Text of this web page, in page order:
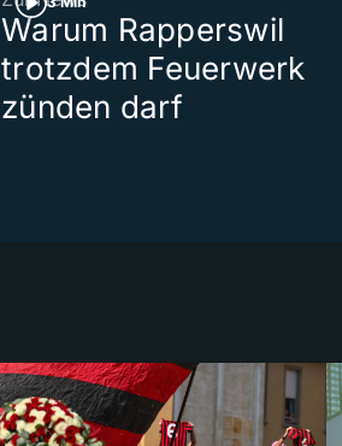
Warum Rapperswil
trotzdem Feuerwerk
zünden darf